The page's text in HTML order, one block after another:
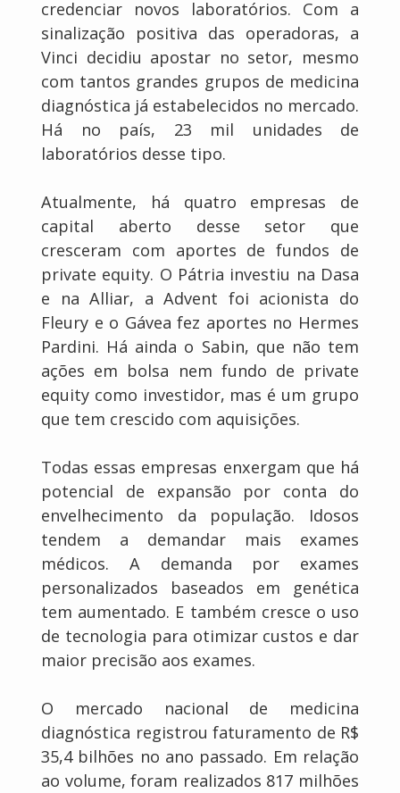
credenciar novos laboratórios. Com a
sinalização positiva das operadoras, a
Vinci decidiu apostar no setor, mesmo
com tantos grandes grupos de medicina
diagnóstica já estabelecidos no mercado.
Há no país, 23 mil unidades de
laboratórios desse tipo.
Atualmente, há quatro empresas de
capital aberto desse setor que
cresceram com aportes de fundos de
private equity. O Pátria investiu na Dasa
e na Alliar, a Advent foi acionista do
Fleury e o Gávea fez aportes no Hermes
Pardini. Há ainda o Sabin, que não tem
ações em bolsa nem fundo de private
equity como investidor, mas é um grupo
que tem crescido com aquisições.
Todas essas empresas enxergam que há
potencial de expansão por conta do
envelhecimento da população. Idosos
tendem a demandar mais exames
médicos. A demanda por exames
personalizados baseados em genética
tem aumentado. E também cresce o uso
de tecnologia para otimizar custos e dar
maior precisão aos exames.
O mercado nacional de medicina
diagnóstica registrou faturamento de R$
35,4 bilhões no ano passado. Em relação
ao volume, foram realizados 817 milhões